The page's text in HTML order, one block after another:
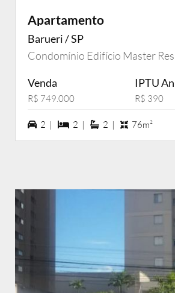
Apartamento
Barueri / SP
Condomínio Edifício Master
Venda
R$ 749.000
IPTU
R$ 390
2 vagas na garagem
2 | 2 dormiórios
2 | 2 suítes
2 | 76m²